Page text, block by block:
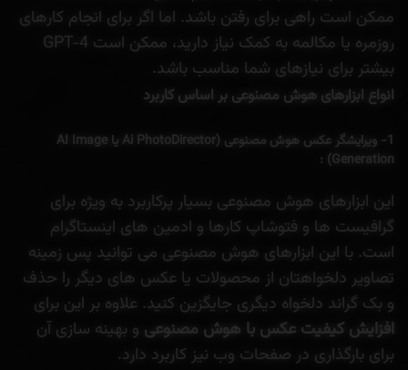
ممکن است راهی برای رفتن باشد. اما اگر برای انجام کارهای
روزمره یا مکالمه به کمک نیاز دارید، ممکن است GPT-4
بیشتر برای نیازهای شما مناسب باشد.
انواع ابزارهای هوش مصنوعی بر اساس کاربرد
1- ویرایشگر عکس هوش مصنوعی (Ai PhotoDirector یا AI Image
Generation) :
این ابزارهای هوش مصنوعی بسیار پرکاربرد به ویژه برای
گرافیست ها و فتوشاپ کارها و ادمین های اینستاگرام
است. با این ابزارهای هوش مصنوعی می توانید پس زمینه
تصاویر دلخواهتان از محصولات یا عکس های دیگر را حذف
و بک گراند دلخواه دیگری جایگزین کنید. علاوه بر این برای
افزایش کیفیت عکس با هوش مصنوعی و بهینه سازی آن
برای بارگذاری در صفحات وب نیز کاربرد دارد.